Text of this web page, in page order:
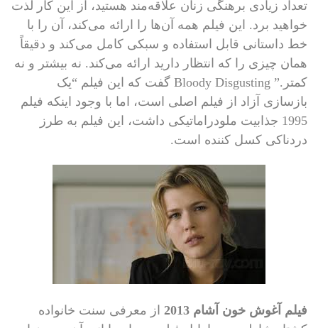
تعداد زیادی برهنگی زنان علاقه‌مند هستید، از این کار لذت
خواهید برد. این فیلم همه آن‌ها را ارائه می‌کند، آن را با
خط داستانی قابل استفاده و سبکی کامل می‌کند و دقیقاً
همان چیزی را که انتظار دارید ارائه می‌کند. نه بیشتر و نه
کمتر.” Bloody Disgusting گفت که این فیلم “یک
بازسازی آزاد از فیلم اصلی است، اما با وجود اینکه فیلم
1995 جذابیت ملودراماتیکی داشت، این فیلم به طرز
دردناکی کسل کننده است.
فیلم آغوش خون آشام 2013
از معرفی سنت خانواده